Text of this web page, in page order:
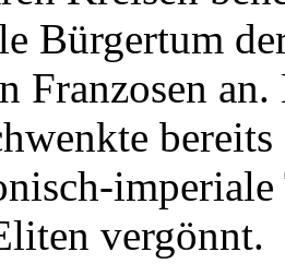
Bürgertum
Franzosen
vergönnt.